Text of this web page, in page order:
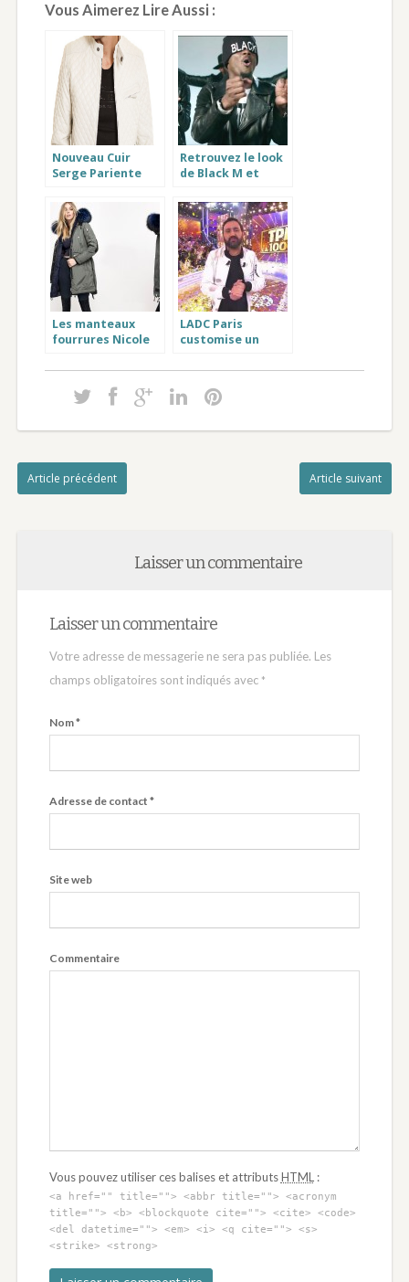
Vous Aimerez Lire Aussi :
Nouveau Cuir
Serge Pariente
une exclusivite
Cuir-City
Retrouvez le look
de Black M et
le blouson cuir
sexion d assaut
Les manteaux
fourrures Nicole
LADC Paris
customise un
pour la millième
Cyril Hanouna !
Article précédent Article suivant
Laisser un commentaire
Laisser un commentaire
Votre adresse de messagerie ne sera pas publiée. Les
champs obligatoires sont indiqués avec *
Nom*
Adresse de contact *
Site web
Commentaire
Vous pouvez utiliser ces balises et attributsHTML :
<a href="" title=""> <abbr title=""> <acronym
title=""> <b> <blockquote cite=""> <cite> <code>
<del datetime=""> <em> <i> <q cite=""> <s>
<strike> <strong>